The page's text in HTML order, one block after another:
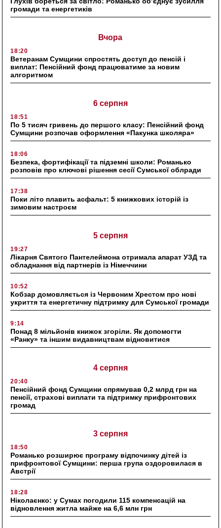
громади та енергетиків
Вчора
18:20
Ветеранам Сумщини спростять доступ до пенсій і
виплат: Пенсійний фонд працюватиме за новим
алгоритмом
6 серпня
18:51
По 5 тисяч гривень до першого класу: Пенсійний фонд
Сумщини розпочав оформлення «Пакунка школяра»
18:06
Безпека, фортифікації та підземні школи: Романько
розповів про ключові рішення сесії Сумської облради
17:38
Поки літо плавить асфальт: 5 книжкових історій із
зимовим настроєм
5 серпня
19:27
Лікарня Святого Пантелеймона отримала апарат УЗД та
обладнання від партнерів із Німеччини
10:52
Кобзар домовляється із Червоним Хрестом про нові
укриття та енергетичну підтримку для Сумської громади
9:14
Понад 8 мільйонів книжок згоріли. Як допомогти
«Ранку» та іншим видавництвам відновитися
4 серпня
20:40
Пенсійний фонд Сумщини спрямував 0,2 млрд грн на
пенсії, страхові виплати та підтримку прифронтових
громад
3 серпня
18:50
Романько розширює програму відпочинку дітей із
прифронтової Сумщини: перша група оздоровилася в
Австрії
18:28
Ніколаєнко: у Сумах погодили 115 компенсацій на
відновлення житла майже на 6,6 млн грн